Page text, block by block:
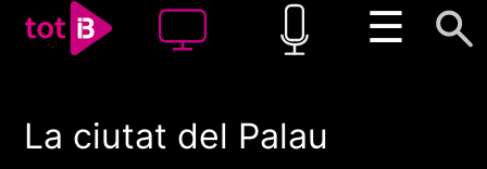
☰
00:00 00:00
La ciutat del Palau